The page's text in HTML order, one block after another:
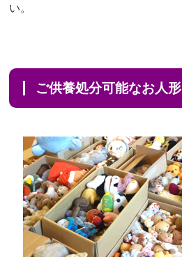
い。
ご供養処分可能なお人形